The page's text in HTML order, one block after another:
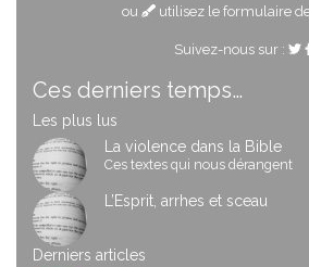
ou
utilisez le formulaire
Suivez-nous sur :
Ces derniers temps…
Les plus lus
La violence dans la Bible
Ces textes qui nous dérangent
L’Esprit, arrhes et sceau
Derniers articles